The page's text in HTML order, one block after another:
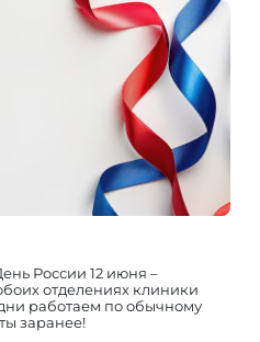
России 12 июня –
отделениях клиники
работаем по обычному
заранее!